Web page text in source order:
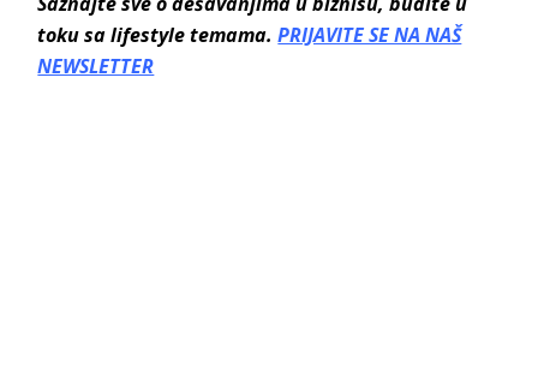
toku sa lifestyle temama. PRIJAVITE SE NA NAŠ
NEWSLETTER